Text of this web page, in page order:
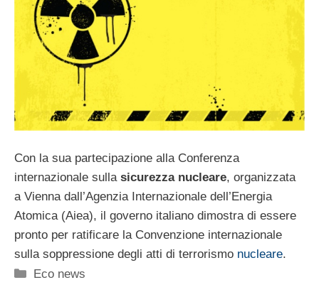
Con la sua partecipazione alla Conferenza
internazionale sulla sicurezza nucleare, organizzata
a Vienna dall’Agenzia Internazionale dell’Energia
Atomica (Aiea), il governo italiano dimostra di essere
pronto per ratificare la Convenzione internazionale
sulla soppressione degli atti di terrorismo nucleare.
Categorie
Eco news